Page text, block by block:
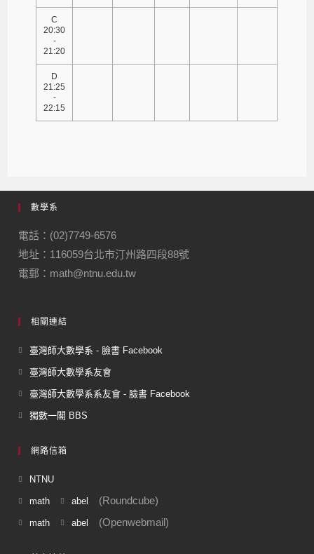
C
20:30
-
21:20
D
21:25
-
22:15
數學系
電話：(02)7749-6576
地址：116059台北市汀州路四段88號
電郵：math@ntnu.edu.tw
相關連結
臺灣師大數學系 - 臉書 Facebook
臺灣師大數學系友會
臺灣師大數學系系友會 - 臉書 Facebook
獨數一閣 BBS
網路信箱
NTNU
math abel (Roundcube)
math abel (Openwebmail)